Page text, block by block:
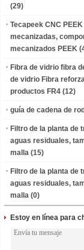
(29)
Tecapeek CNC
mecanizadas,
mecanizados PEEK
Fibra de vidrio fibra
de vidrio Fibra
productos FR4 (12)
guía de cadena de
Filtro de la planta de
aguas residuales,
malla (15)
Filtro de la planta de
aguas residuales,
malla (0)